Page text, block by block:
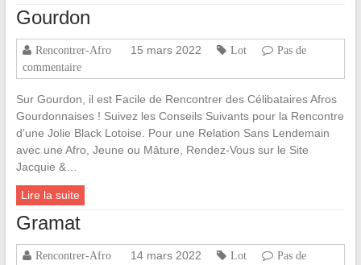
Gourdon
Rencontrer-Afro 15 mars 2022 Lot
Pas de
commentaire
Sur Gourdon, il est Facile de Rencontrer des Célibataires Afros
Gourdonnaises ! Suivez les Conseils Suivants pour la Rencontre
d’une Jolie Black Lotoise. Pour une Relation Sans Lendemain
avec une Afro, Jeune ou Mâture, Rendez-Vous sur le Site
Jacquie &…
Lire la suite
Gramat
Rencontrer-Afro 14 mars 2022 Lot
Pas de